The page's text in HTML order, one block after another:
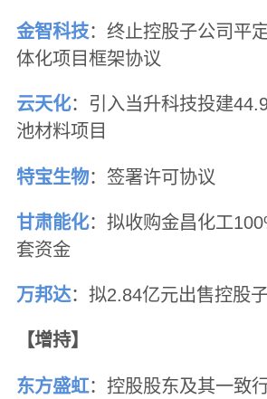
金智科技：终止控股子公司平
体化项目框架协议
云天化：引入当升科技投建
池材料项目
特宝生物：签署许可协议
甘肃能化：拟收购金昌化工
套资金
万邦达：拟2.84亿元出售控股
【增持】
东方盛虹：控股股东及其一致